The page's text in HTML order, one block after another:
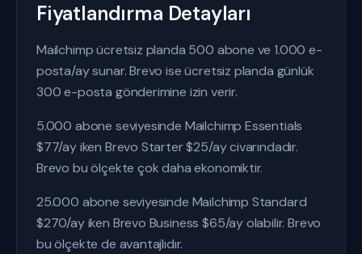
Fiyatlandırma Detayları
Mailchimp ücretsiz planda 500 abone ve 1.000 e-
posta/ay sunar. Brevo ise ücretsiz planda günlük
300 e-posta gönderimine izin verir.
5.000 abone seviyesinde Mailchimp Essentials
$77/ay iken Brevo Starter $25/ay civarındadır.
Brevo bu ölçekte çok daha ekonomiktir.
25.000 abone seviyesinde Mailchimp Standard
$270/ay iken Brevo Business $65/ay olabilir. Brevo
bu ölçekte de avantajlıdır.